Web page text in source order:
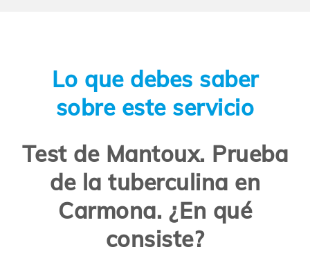
Lo que debes saber
sobre este servicio
Test de Mantoux. Prueba
de la tuberculina en
Carmona. ¿En qué
consiste?